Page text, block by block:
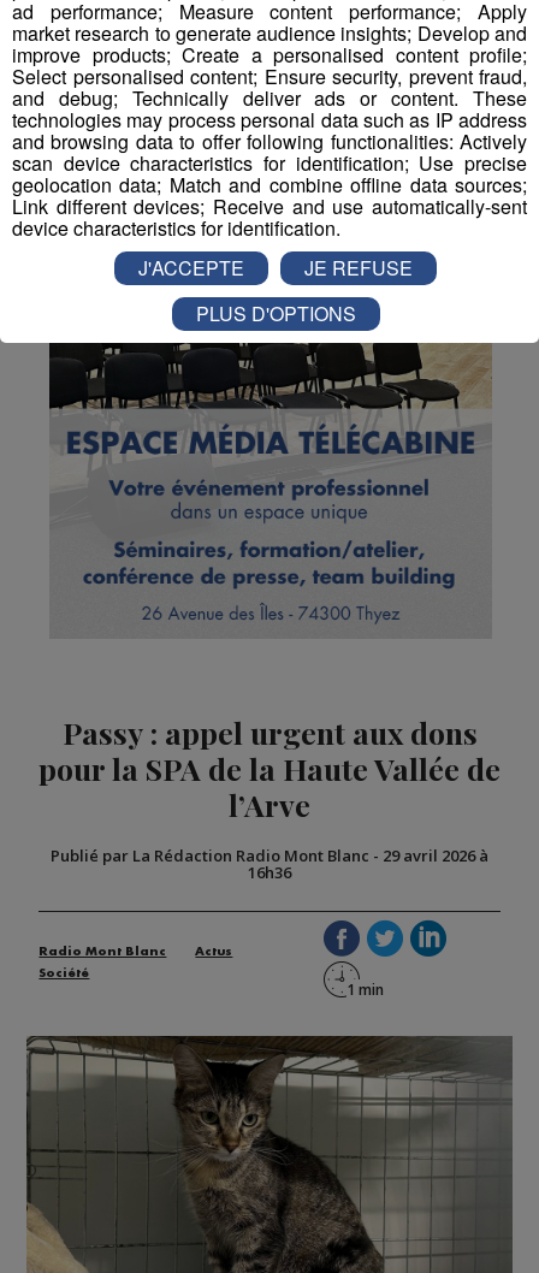
Passy : appel urgent aux dons
pour la SPA de la Haute Vallée de
l’Arve
Publié par La Rédaction Radio Mont Blanc - 29 avril 2026 à
16h36
Radio Mont Blanc
Actus
Société
ad performance; Measure content performance; Apply
market research to generate audience insights; Develop and
improve products; Create a personalised content profile;
Select personalised content; Ensure security, prevent fraud,
and debug; Technically deliver ads or content. These
technologies may process personal data such as IP address
and browsing data to offer following functionalities: Actively
scan device characteristics for identification; Use precise
geolocation data; Match and combine offline data sources;
Link different devices; Receive and use automatically-sent
device characteristics for identification.
J'ACCEPTE
JE REFUSE
PLUS D'OPTIONS